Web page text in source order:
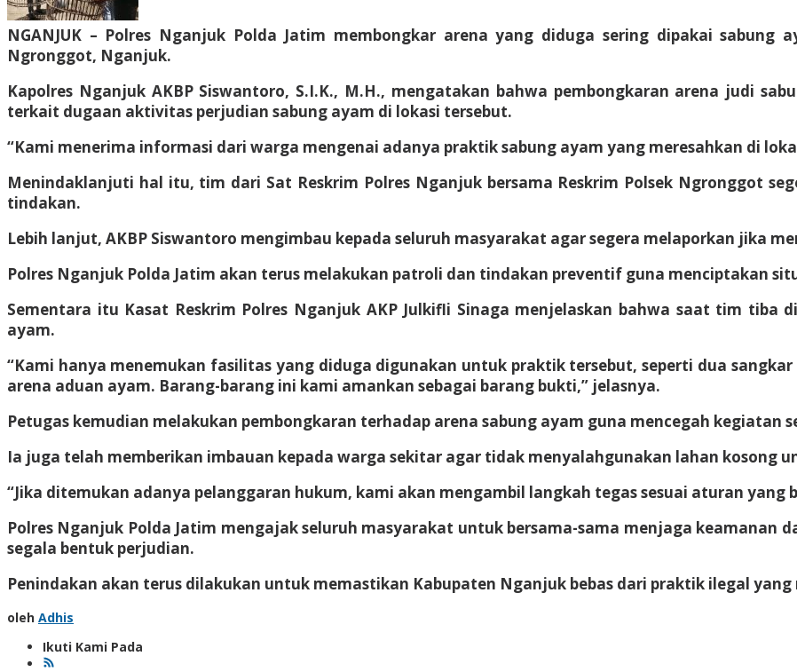
NGANJUK – Polres Nganjuk Polda Jatim membongkar arena yang diduga sering dipakai sabung
Ngronggot, Nganjuk.
Kapolres Nganjuk AKBP Siswantoro, S.I.K., M.H., mengatakan bahwa pembongkaran arena judi
terkait dugaan aktivitas perjudian sabung ayam di lokasi tersebut.
“Kami menerima informasi dari warga mengenai adanya praktik sabung ayam yang meresahkan di
Menindaklanjuti hal itu, tim dari Sat Reskrim Polres Nganjuk bersama Reskrim Polsek Ngronggot
tindakan.
Lebih lanjut, AKBP Siswantoro mengimbau kepada seluruh masyarakat agar segera melaporkan jika
Polres Nganjuk Polda Jatim akan terus melakukan patroli dan tindakan preventif guna menciptakan
Sementara itu Kasat Reskrim Polres Nganjuk AKP Julkifli Sinaga menjelaskan bahwa saat tim
ayam.
“Kami hanya menemukan fasilitas yang diduga digunakan untuk praktik tersebut, seperti dua
arena aduan ayam. Barang-barang ini kami amankan sebagai barang bukti,” jelasnya.
Petugas kemudian melakukan pembongkaran terhadap arena sabung ayam guna mencegah kegiatan
Ia juga telah memberikan imbauan kepada warga sekitar agar tidak menyalahgunakan lahan kosong
“Jika ditemukan adanya pelanggaran hukum, kami akan mengambil langkah tegas sesuai aturan yang
Polres Nganjuk Polda Jatim mengajak seluruh masyarakat untuk bersama-sama menjaga keamanan
segala bentuk perjudian.
Penindakan akan terus dilakukan untuk memastikan Kabupaten Nganjuk bebas dari praktik ilegal
oleh Adhis
Ikuti Kami Pada